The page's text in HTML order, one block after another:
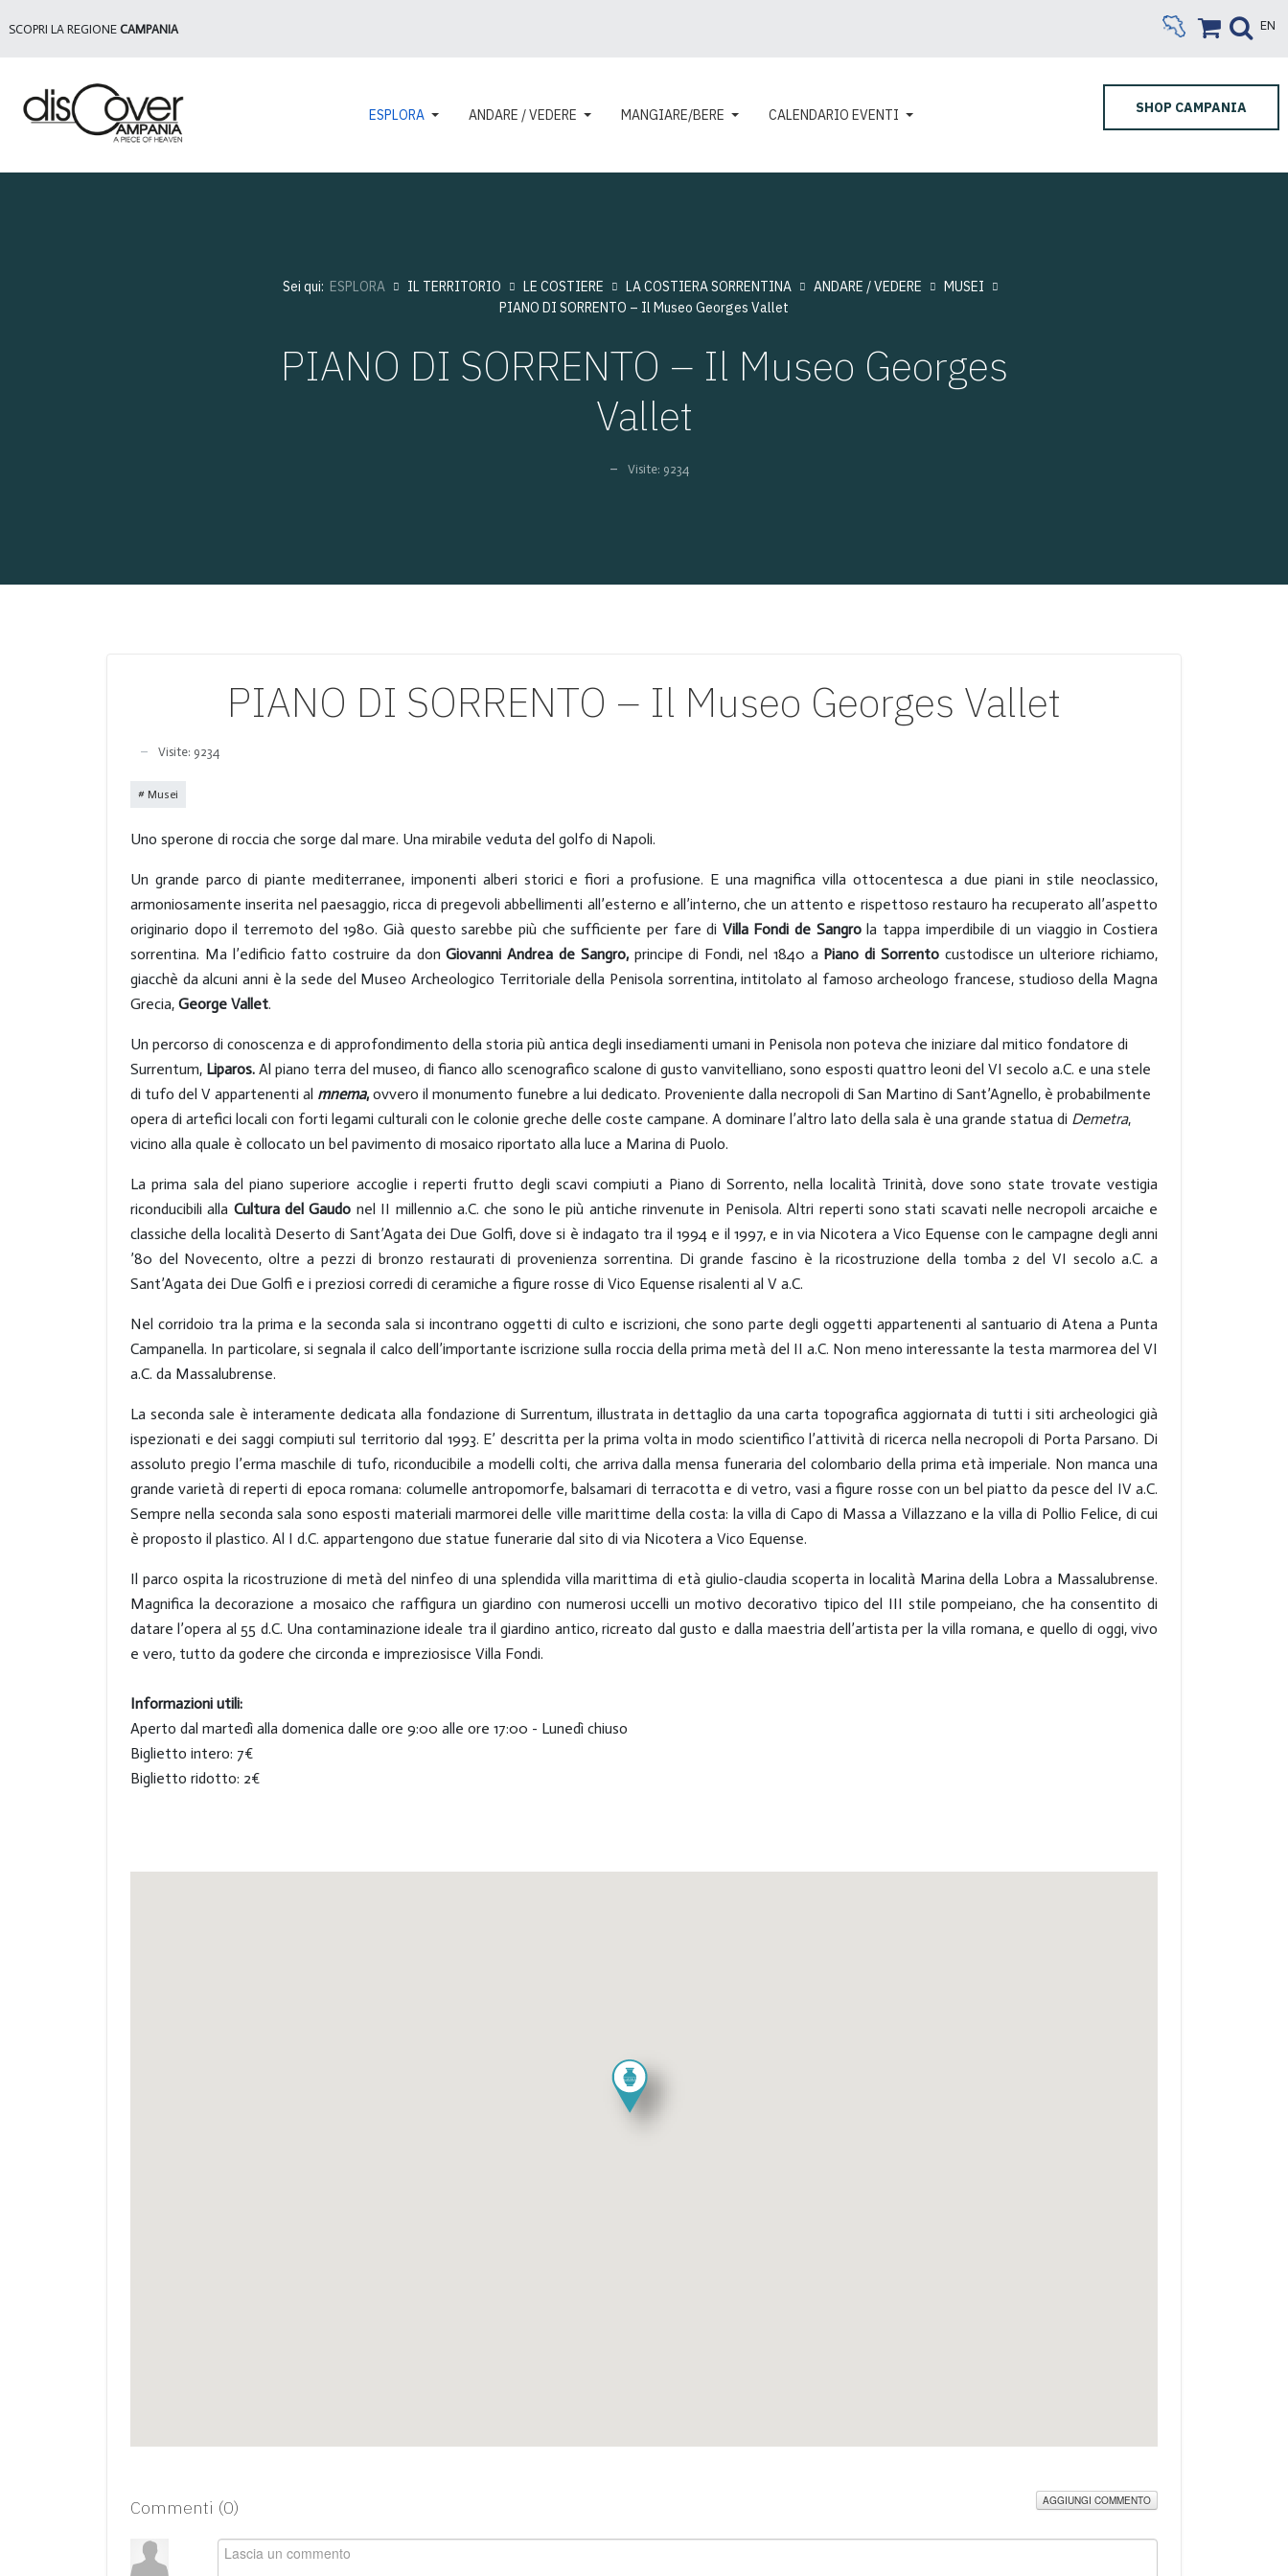
SCOPRI LA REGIONE CAMPANIA EN
ESPLORA ANDARE / VEDERE MANGIARE/BERE CALENDARIO EVENTI SHOP CAMPANIA
Sei qui: ESPLORA IL TERRITORIO LE COSTIERE LA COSTIERA SORRENTINA ANDARE / VEDERE
MUSEI
PIANO DI SORRENTO – Il Museo Georges Vallet
PIANO DI SORRENTO – Il Museo Georges
Vallet
Visite: 9234
PIANO DI SORRENTO – Il Museo Georges Vallet
Visite: 9234
Musei
Uno sperone di roccia che sorge dal mare. Una mirabile veduta del golfo di Napoli.
Un grande parco di piante mediterranee, imponenti alberi storici e fiori a profusione. E una magnifica villa ottocentesca a due piani in stile neoclassico,
armoniosamente inserita nel paesaggio, ricca di pregevoli abbellimenti all’esterno e all’interno, che un attento e rispettoso restauro ha recuperato all’aspetto
originario dopo il terremoto del 1980. Già questo sarebbe più che sufficiente per fare di Villa Fondi de Sangrola tappa imperdibile di un viaggio in Costiera
sorrentina. Ma l’edificio fatto costruire da donGiovanni Andrea de Sangro,principe di Fondi, nel 1840 a Piano di Sorrento custodisce un ulteriore richiamo,
giacchè da alcuni anni è la sede del Museo Archeologico Territoriale della Penisola sorrentina, intitolato al famoso archeologo francese, studioso della Magna
Grecia, George Vallet.
Un percorso di conoscenza e di approfondimento della storia più antica degli insediamenti umani in Penisola non poteva che iniziare dal mitico fondatore di
Surrentum, Liparos. Al piano terra del museo, di fianco allo scenografico scalone di gusto vanvitelliano, sono esposti quattro leoni del VI secolo a.C. e una stele
di tufo del V appartenenti al mnema, ovvero il monumento funebre a lui dedicato. Proveniente dalla necropoli di San Martino di Sant’Agnello, è probabilmente
opera di artefici locali con forti legami culturali con le colonie greche delle coste campane. A dominare l’altro lato della sala è una grande statua di Demetra,
vicino alla quale è collocato un bel pavimento di mosaico riportato alla luce a Marina di Puolo.
La prima sala del piano superiore accoglie i reperti frutto degli scavi compiuti a Piano di Sorrento, nella località Trinità, dove sono state trovate vestigia
riconducibili alla Cultura del Gaudo nel II millennio a.C. che sono le più antiche rinvenute in Penisola. Altri reperti sono stati scavati nelle necropoli arcaiche e
classiche della località Deserto di Sant’Agata dei Due Golfi, dove si è indagato tra il 1994 e il 1997, e in via Nicotera a Vico Equense con le campagne degli anni
’80 del Novecento, oltre a pezzi di bronzo restaurati di provenienza sorrentina. Di grande fascino è la ricostruzione della tomba 2 del VI secolo a.C. a
Sant’Agata dei Due Golfi e i preziosi corredi di ceramiche a figure rosse di Vico Equense risalenti al V a.C.
Nel corridoio tra la prima e la seconda sala si incontrano oggetti di culto e iscrizioni, che sono parte degli oggetti appartenenti al santuario di Atena a Punta
Campanella. In particolare, si segnala il calco dell’importante iscrizione sulla roccia della prima metà del II a.C. Non meno interessante la testa marmorea del VI
a.C. da Massalubrense.
La seconda sale è interamente dedicata alla fondazione di Surrentum, illustrata in dettaglio da una carta topografica aggiornata di tutti i siti archeologici già
ispezionati e dei saggi compiuti sul territorio dal 1993. E’ descritta per la prima volta in modo scientifico l’attività di ricerca nella necropoli di Porta Parsano. Di
assoluto pregio l’erma maschile di tufo, riconducibile a modelli colti, che arriva dalla mensa funeraria del colombario della prima età imperiale. Non manca una
grande varietà di reperti di epoca romana: columelle antropomorfe, balsamari di terracotta e di vetro, vasi a figure rosse con un bel piatto da pesce del IV a.C.
Sempre nella seconda sala sono esposti materiali marmorei delle ville marittime della costa: la villa di Capo di Massa a Villazzano e la villa di Pollio Felice, di cui
è proposto il plastico. Al I d.C. appartengono due statue funerarie dal sito di via Nicotera a Vico Equense.
Il parco ospita la ricostruzione di metà del ninfeo di una splendida villa marittima di età giulio-claudia scoperta in località Marina della Lobra a Massalubrense.
Magnifica la decorazione a mosaico che raffigura un giardino con numerosi uccelli un motivo decorativo tipico del III stile pompeiano, che ha consentito di
datare l’opera al 55 d.C. Una contaminazione ideale tra il giardino antico, ricreato dal gusto e dalla maestria dell’artista per la villa romana, e quello di oggi, vivo
e vero, tutto da godere che circonda e impreziosisce Villa Fondi.
Informazioni utili:
Aperto dal martedì alla domenica dalle ore 9:00 alle ore 17:00 - Lunedì chiuso
Biglietto intero: 7€
Biglietto ridotto: 2€
Commenti (0) AGGIUNGI COMMENTO